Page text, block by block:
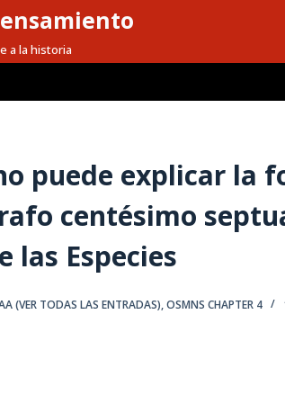
a la historia
puede explicar la
centésimo
las Especies
(VER TODAS LAS ENTRADAS),OSMNS CHAPTER 4